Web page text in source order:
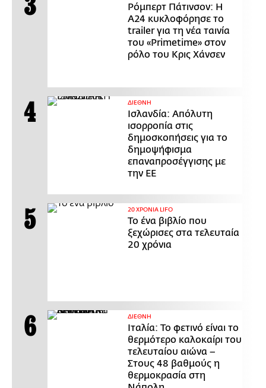
Ρόμπερτ Πάτινσον: Η
Α24 κυκλοφόρησε το
trailer για τη νέα ταινία
του «Primetime» στον
ρόλο του Κρις Χάνσεν
ΔΙΕΘΝΗ
Ισλανδία: Απόλυτη
ισορροπία στις
δημοσκοπήσεις για το
δημοψήφισμα
επαναπροσέγγισης με
την ΕΕ
20 ΧΡΟΝΙΑ LIFO
Το ένα βιβλίο που
ξεχώρισες στα τελευταία
20 χρόνια
ΔΙΕΘΝΗ
Ιταλία: Το φετινό είναι το
θερμότερο καλοκαίρι του
τελευταίου αιώνα –
Στους 48 βαθμούς η
θερμοκρασία στη